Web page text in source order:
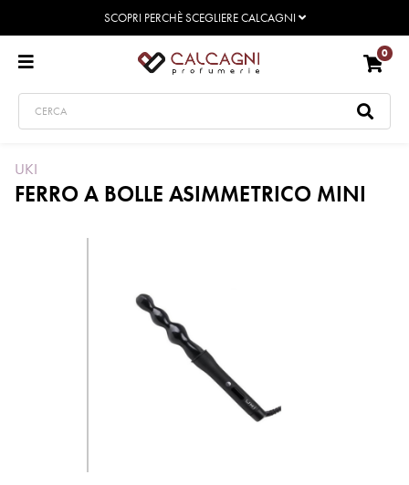
SCOPRI PERCHÈ SCEGLIERE CALCAGNI
0
UKI
FERRO A BOLLE ASIMMETRICO MINI